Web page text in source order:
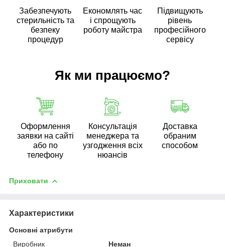
Забезпечують
стерильність та
безпеку
процедур
Економлять час
і спрощують
роботу майстра
Підвищують
рівень
професійного
сервісу
Як ми працюємо?
Оформлення
заявки на сайті
або по
телефону
Консультація
менеджера та
узгодження всіх
нюансів
Доставка
обраним
способом
Приховати
Характеристики
Основні атрибути
Виробник
Неман